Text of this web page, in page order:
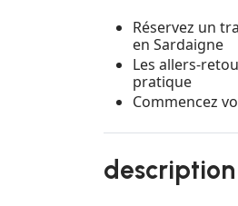
Réservez un
en Sardaigne
Les allers-
pratique
Commencez
description